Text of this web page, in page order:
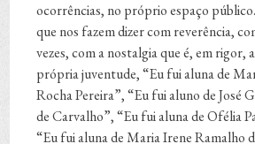
ocorrências, no próprio espaço
que nos fazem dizer com reverência,
vezes, com a nostalgia que é, em rigor,
própria juventude, “Eu fui aluna de
Rocha Pereira”, “Eu fui aluno de José
de Carvalho”, “Eu fui aluna de Ofélia
“Eu fui aluna de Maria Irene Ramalho